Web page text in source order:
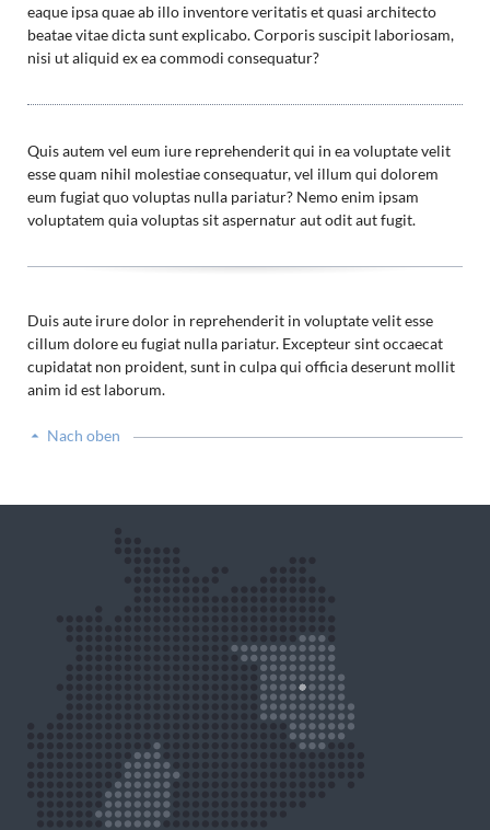
eaque ipsa quae ab illo inventore veritatis et quasi architecto
beatae vitae dicta sunt explicabo. Corporis suscipit laboriosam,
nisi ut aliquid ex ea commodi consequatur?
Quis autem vel eum iure reprehenderit qui in ea voluptate velit
esse quam nihil molestiae consequatur, vel illum qui dolorem
eum fugiat quo voluptas nulla pariatur? Nemo enim ipsam
voluptatem quia voluptas sit aspernatur aut odit aut fugit.
Duis aute irure dolor in reprehenderit in voluptate velit esse
cillum dolore eu fugiat nulla pariatur. Excepteur sint occaecat
cupidatat non proident, sunt in culpa qui officia deserunt mollit
anim id est laborum.
Nach oben